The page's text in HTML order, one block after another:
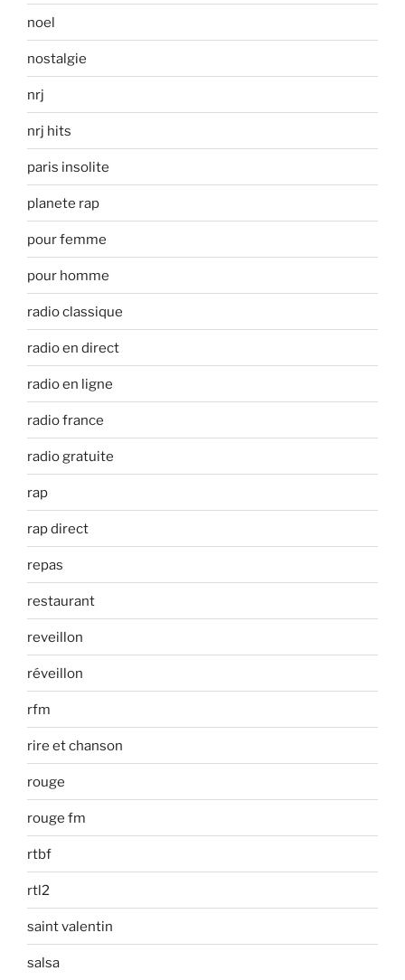
noel
nostalgie
nrj
nrj hits
paris insolite
planete rap
pour femme
pour homme
radio classique
radio en direct
radio en ligne
radio france
radio gratuite
rap
rap direct
repas
restaurant
reveillon
réveillon
rfm
rire et chanson
rouge
rouge fm
rtbf
rtl2
saint valentin
salsa